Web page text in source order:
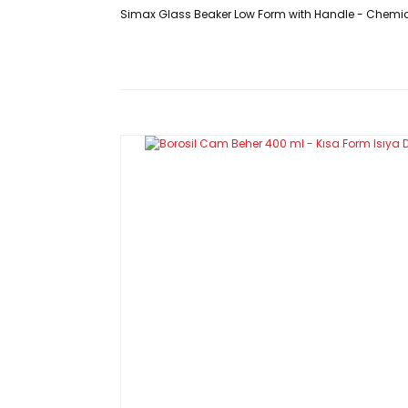
Simax Glass Beaker Low Form with Handle -
- ISO 2619 / EN ISO 3819 ve DIN 12331